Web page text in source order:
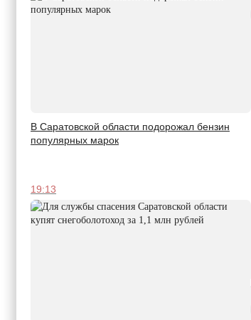
В Саратовской области подорожал бензин
популярных марок
19:13